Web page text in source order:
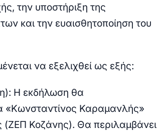
την υποστήριξη της
και την ευαισθητοποίηση του
να εξελιχθεί ως εξής:
Η εκδήλωση θα
«Κωνσταντίνος Καραμανλής»
(ΖΕΠ Κοζάνης). Θα περιλαμβάνει